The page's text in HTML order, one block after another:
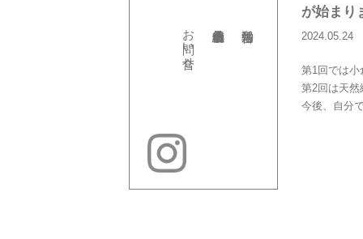
お問い合せ
が始まり
2024.05.24
第1回では小
第2回は天然
今後、自分